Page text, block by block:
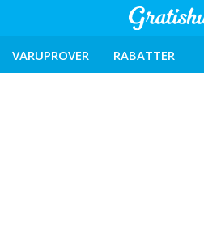
VARUPROVER RABATTER